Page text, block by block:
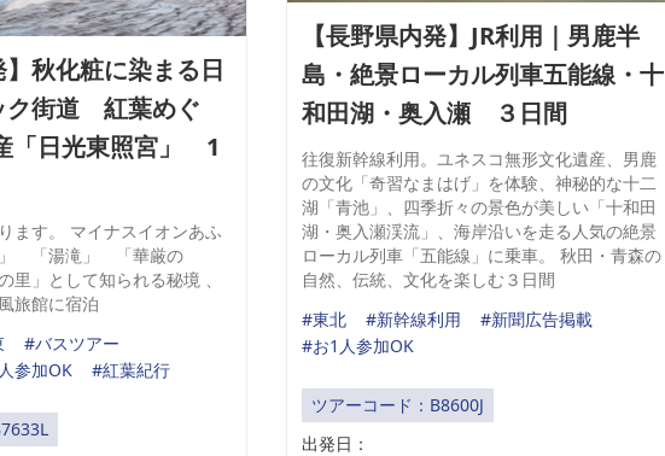
】秋化粧に染まる日
ク街道 紅葉めぐ
日光東照宮」 1
ます。 マイナスイオンあふ
」 「湯滝」 「華厳の
」として知られる秘境 、
旅館に宿泊
#バスツアー
参加OK #紅葉紀行
【長野県内発】JR利用｜男鹿半
島・絶景ローカル列車五能線・十
和田湖・奥入瀬 ３日間
往復新幹線利用。ユネスコ無形文化遺産、男鹿
の文化「奇習なまはげ」を体験、神秘的な十二
湖「青池」、四季折々の景色が美しい「十和田
湖・奥入瀬渓流」、海岸沿いを走る人気の絶景
ローカル列車「五能線」に乗車。 秋田・青森の
自然、伝統、文化を楽しむ３日間
#東北
#新幹線利用
#新聞広告掲載
#お1人参加OK
ツアーコード：B8600J
出発日：